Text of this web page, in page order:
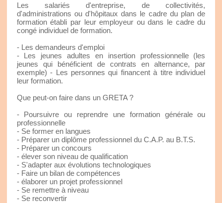
Les salariés d'entreprise, de collectivités,
d'administrations ou d'hôpitaux dans le cadre du plan de
formation établi par leur employeur ou dans le cadre du
congé individuel de formation.
- Les demandeurs d'emploi
- Les jeunes adultes en insertion professionnelle (les
jeunes qui bénéficient de contrats en alternance, par
exemple) - Les personnes qui financent à titre individuel
leur formation.
Que peut-on faire dans un GRETA ?
- Poursuivre ou reprendre une formation générale ou
professionnelle
- Se former en langues
- Préparer un diplôme professionnel du C.A.P. au B.T.S.
- Préparer un concours
- élever son niveau de qualification
- S'adapter aux évolutions technologiques
- Faire un bilan de compétences
- élaborer un projet professionnel
- Se remettre à niveau
- Se reconvertir